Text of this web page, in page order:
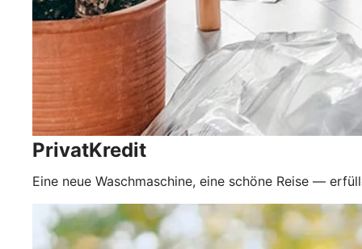
PrivatKredit
Eine neue Waschmaschine, eine schöne Reise —